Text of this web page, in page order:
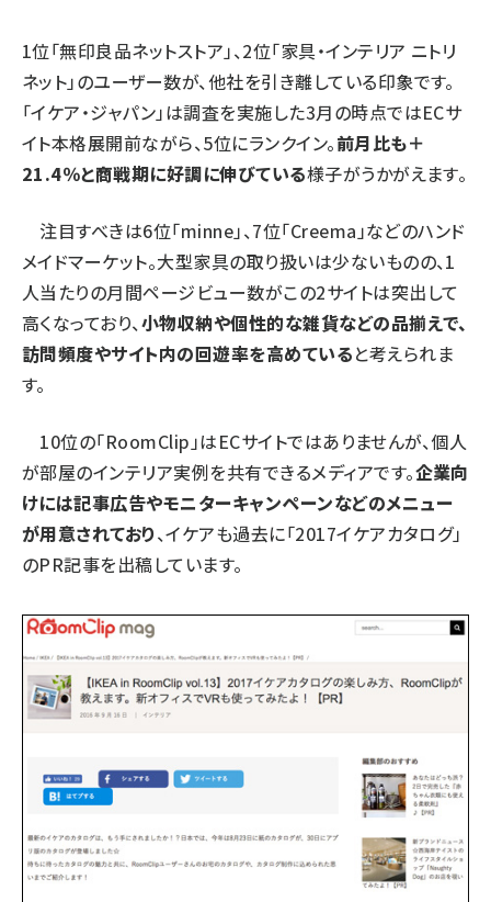
1位「無印良品ネットストア」、2位「家具・インテリア ニトリ
ネット」のユーザー数が、他社を引き離している印象です。
「イケア・ジャパン」は調査を実施した3月の時点ではECサ
イト本格展開前ながら、5位にランクイン。前月比も＋
21.4％と商戦期に好調に伸びている様子がうかがえます。
注目すべきは6位「minne」、7位「Creema」などのハンド
メイドマーケット。大型家具の取り扱いは少ないものの、1
人当たりの月間ページビュー数がこの2サイトは突出して
高くなっており、小物収納や個性的な雑貨などの品揃えで、
訪問頻度やサイト内の回遊率を高めていると考えられま
す。
10位の「RoomClip」はECサイトではありませんが、個人
が部屋のインテリア実例を共有できるメディアです。企業向
けには記事広告やモニターキャンペーンなどのメニュー
が用意されており、イケアも過去に「2017イケアカタログ」
のPR記事を出稿しています。